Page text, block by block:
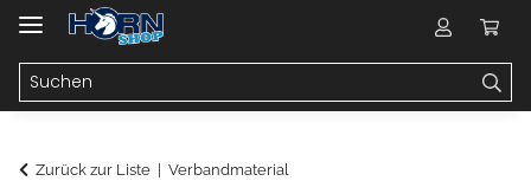
Zurück zur Liste Verbandmaterial